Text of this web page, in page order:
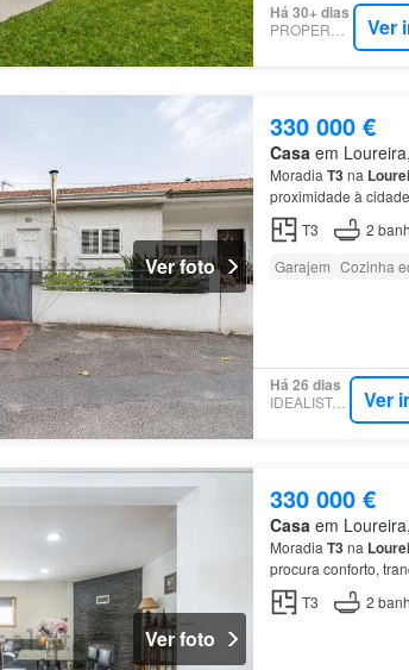
Há 30+ dias
Ver
Ver foto
330 000 €
Casa em
Moradia T3na
proximidade à
T3
2
Garajem Cozinha
Há 26 dias
IDEALISTA.PT Ver
Ver foto
330 000 €
Casa em
Moradia T3na
procura conforto,
T3
2